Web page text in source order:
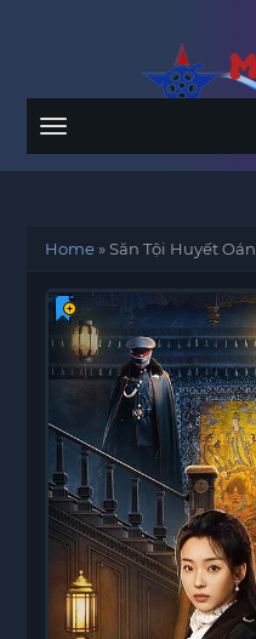
Menu
Home»Săn Tội Huyết Oán